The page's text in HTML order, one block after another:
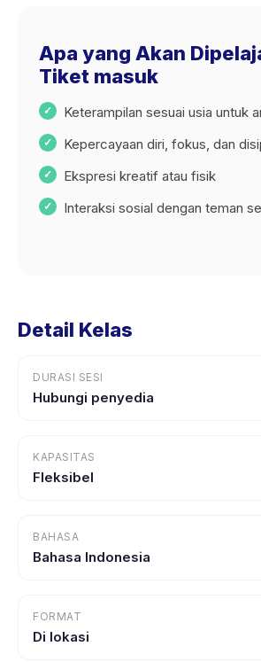
Apa yang Akan
Tiket masuk
Keterampilan sesuai usia untuk
Kepercayaan diri, fokus, dan
Ekspresi kreatif atau fisik
Interaksi sosial dengan teman
Detail Kelas
DURASI SESI
Hubungi penyedia
KAPASITAS
Fleksibel
BAHASA
Bahasa Indonesia
FORMAT
Di lokasi